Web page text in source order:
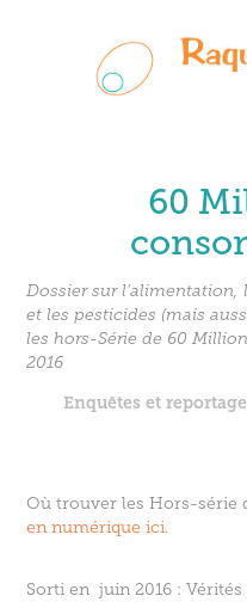
60
Dossier sur
et les pesticides (mais
les hors-Série de 60
2016
Enquêtes et
Où trouver les Hors-série
en numérique ici.
Sorti en juin 2016 :